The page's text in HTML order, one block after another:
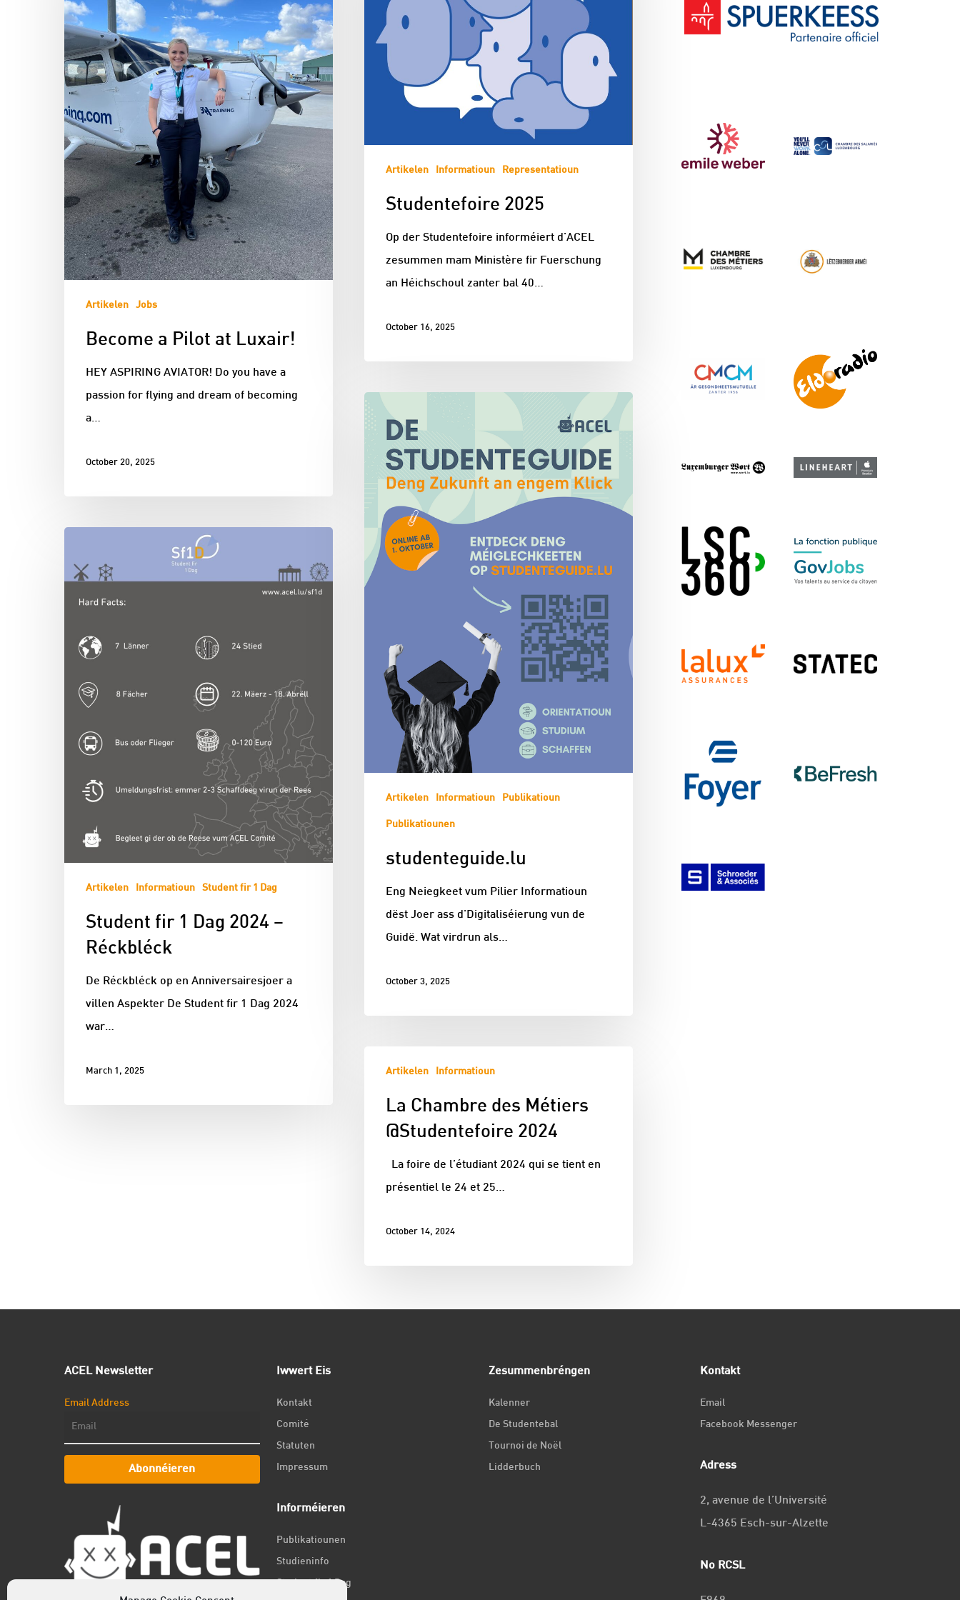
Hit enter to search or ESC to close
Artikelen Jobs
Become a Pilot at Luxair!
HEY ASPIRING AVIATOR! Do you have a
passion for flying and dream of becoming
a…
October 20, 2025
Artikelen Informatioun Representatioun
Studentefoire 2025
Op der Studentefoire informéiert d'ACEL
zesummen mam Ministère fir Fuerschung
an Héichschoul zanter bal 40…
October 16, 2025
Artikelen Informatioun Publikatioun
Publikatiounen
studenteguide.lu
Eng Neiegkeet vum Pilier Informatioun
dëst Joer ass d'Digitaliséierung vun de
Guidë. Wat virdrun als…
October 3, 2025
Artikelen Informatioun Student fir 1 Dag
Student fir 1 Dag 2024 –
Réckbléck
De Réckbléck op en Anniversairesjoer a
villen Aspekter De Student fir 1 Dag 2024
war…
March 1, 2025 Artikelen Informatioun
La Chambre des Métiers
@Studentefoire 2024
La foire de l’étudiant 2024 qui se tient en
présentiel le 24 et 25…
October 14, 2024
ACEL Newsletter
Email Address
Abonnéieren
Iwwert Eis
Kontakt
Comité
Statuten
Impressum
Informéieren
Publikatiounen
Studieninfo
Student fir 1 Dag
Zesummenbréngen
Kalenner
De Studentebal
Tournoi de Noël
Lidderbuch
Kontakt
Email
Facebook Messenger
Adress
2, avenue de l’Université
L-4365 Esch-sur-Alzette
No RCSL